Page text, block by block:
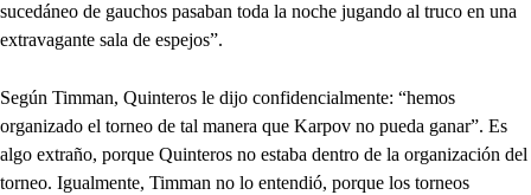
sucedáneo de gauchos pasaban toda la noche jugando al truco en una
extravagante sala de espejos”.
Según Timman, Quinteros le dijo confidencialmente: “hemos
organizado el torneo de tal manera que Karpov no pueda ganar”. Es
algo extraño, porque Quinteros no estaba dentro de la organización del
torneo. Igualmente, Timman no lo entendió, porque los torneos